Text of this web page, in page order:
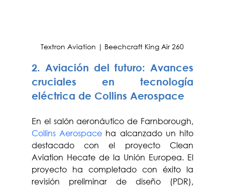
Textron Aviation | Beechcraft King Air 260
2. Aviación del futuro: Avances
cruciales en tecnología
eléctrica de Collins Aerospace
Collins Aerospace ha alcanzado un hito
destacado con el proyecto Clean
Aviation Hecate de la Unión Europea. El
proyecto ha completado con éxito la
revisión preliminar de diseño (PDR),